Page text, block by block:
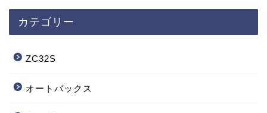
カテゴリー
ZC32S
オートバックス